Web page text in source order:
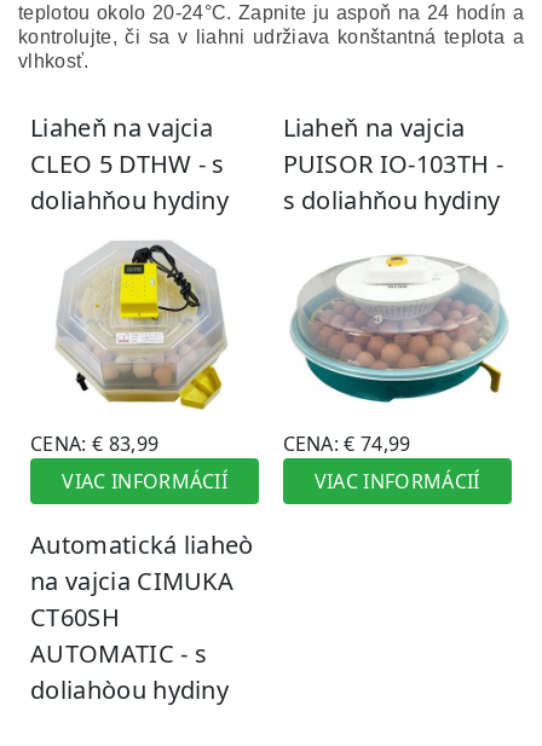
teplotou okolo 20-24°C. Zapnite ju aspoň na 24 hodín a
kontrolujte, či sa v liahni udržiava konštantná teplota a
vlhkosť.